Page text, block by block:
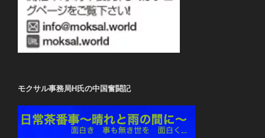
モクサル事務局H氏の中国奮闘記